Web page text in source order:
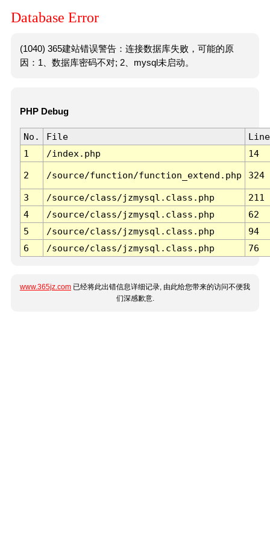
Database Error
(1040) 365建站错误警告：连接数据库失败，可能的原
因：1、数据库密码不对; 2、mysql未启动。
PHP Debug
No. File
Line
1
/index.php 14
2 /source/function/function_extend.php 324
3 /source/class/jzmysql.class.php
211
4
/source/class/jzmysql.class.php
62
5
/source/class/jzmysql.class.php
94
6
/source/class/jzmysql.class.php 76
www.365jz.com 已经将此出错信息详细记录, 由此给您带来的访问不便我
们深感歉意.